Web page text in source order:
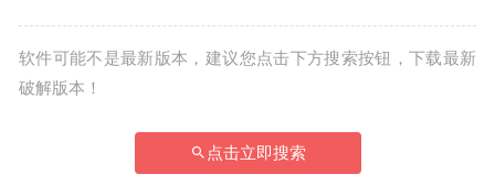
软件可能不是最新版本，建议您点击下方搜索按钮，下载最新
破解版本！
点击立即搜索